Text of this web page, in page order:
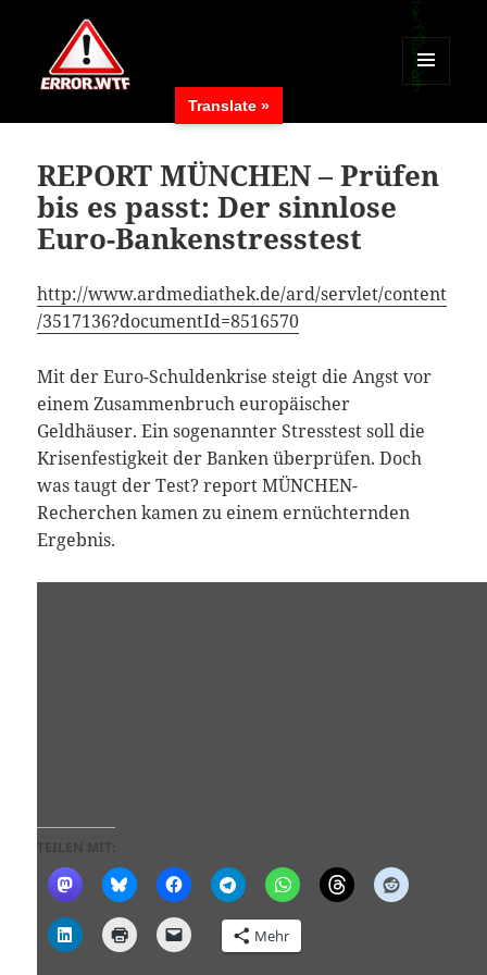
MENÜ
WIDGETS
REPORT MÜNCHEN – Prüfen
bis es passt: Der sinnlose
Euro-Bankenstresstest
http://www.ardmediathek.de/ard/servlet/content
/3517136?documentId=8516570
Mit der Euro-Schuldenkrise steigt die Angst vor
einem Zusammenbruch europäischer
Geldhäuser. Ein sogenannter Stresstest soll die
Krisenfestigkeit der Banken überprüfen. Doch
was taugt der Test? report MÜNCHEN-
Recherchen kamen zu einem ernüchternden
Ergebnis.
Mehr
Translate »